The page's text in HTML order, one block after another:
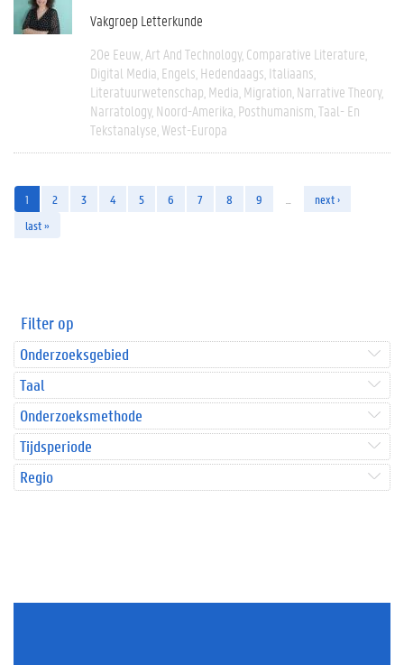
Vakgroep Letterkunde
20e Eeuw Art And Technology Comparative Literature
Digital Media Engels Hedendaags Italiaans
Literatuurwetenschap Media Migration Narrative Theory
Narratology Noord-Amerika Posthumanism Taal- En
Tekstanalyse West-Europa
1 2 3 4 5 6 7 8 9
next ›
last »
Filter op
Onderzoeksgebied
Taal
Onderzoeksmethode
Tijdsperiode
Regio